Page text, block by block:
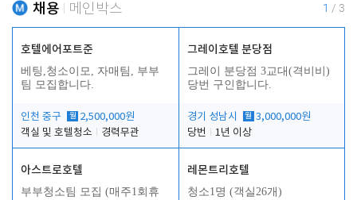
채용 메인박스 1 / 3
호텔에어포트준
베팅,청소이모, 자매팀, 부부
팀 모집합니다.
인천 중구 월 2,500,000원
객실 및 호텔청소
경력무관
그레이호텔 분당점
그레이 분당점 3교대(격비비)
당번 구인합니다.
경기 성남시 월 3,000,000원
당번
1년 이상
아스트로호텔
부부청소팀 모집 (매주1회휴
레몬트리호텔
청소1명 (객실26개)